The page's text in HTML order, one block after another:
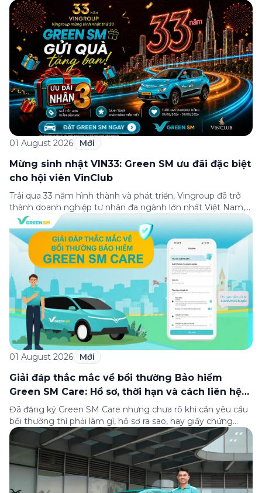
01 August 2026 Mới
Mừng sinh nhật VIN33: Green SM ưu đãi đặc biệt
cho hội viên VinClub
Trải qua 33 năm hình thành và phát triển, Vingroup đã trở
thành doanh nghiệp tư nhân đa ngành lớn nhất Việt Nam,
lọt Top 30 doanh nghiệp lớn nhất Đông Nam Á theo bảng
xếp hạng của Tạp chí Fortune (Mỹ). Nhân kỷ niệm 33 năm
thành lập (8/8/1993 đến 8/8/2026), Green SM trân […]
01 August 2026 Mới
Giải đáp thắc mắc về bồi thường Bảo hiểm
Green SM Care: Hồ sơ, thời hạn và cách liên hệ
hỗ trợ
Đã đăng ký Green SM Care nhưng chưa rõ khi cần yêu cầu
bồi thường thì phải làm gì, hồ sơ ra sao, hay giấy chứng
nhận bảo hiểm tìm ở đâu? Bài viết này tổng hợp đầy đủ các
câu hỏi thường gặp nhất về quy trình bồi thường và hỗ trợ
của Green […]